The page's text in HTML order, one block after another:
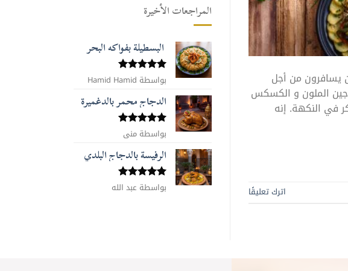
يسافرون من أجل
الملون و الكسكس
في النكهة. إنه
اترك تعليقًا
المراجعات الأخيرة
البسطيلة بفواكه البحر
تم التقييم
5من 5
بواسطة Hamid Hamid
الدجاج محمر بالدغميرة
تم التقييم
5من 5
بواسطة منى
الرفيسة بالدجاج البلدي
تم التقييم
5من 5
بواسطة عبد الله